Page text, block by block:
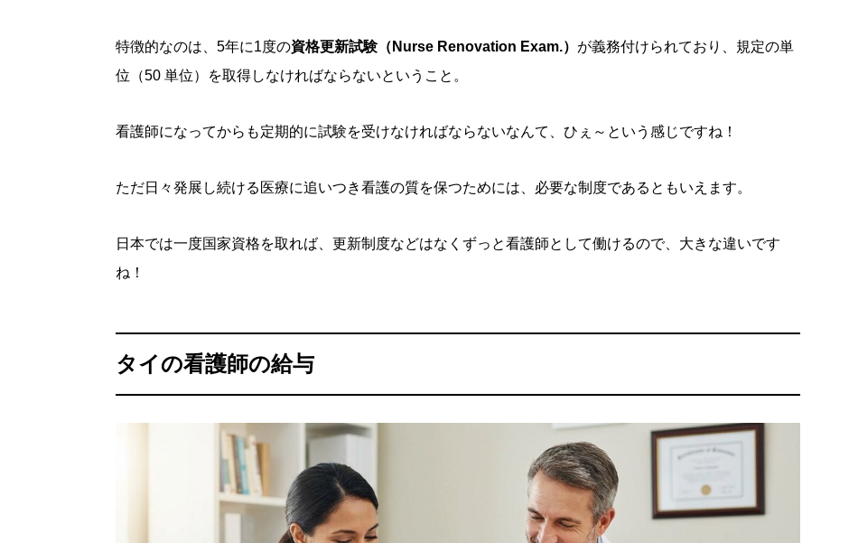
特徴的なのは、5年に1度の資格更新試験（Nurse Renovation Exam.） が義務付けられており、規定の単
位（50 単位）を取得しなければならないということ。
看護師になってからも定期的に試験を受けなければならないなんて、ひぇ～という感じですね！
ただ日々発展し続ける医療に追いつき看護の質を保つためには、必要な制度であるともいえます。
日本では一度国家資格を取れば、更新制度などはなくずっと看護師として働けるので、大きな違いです
ね！
タイの看護師の給与